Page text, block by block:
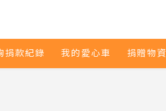
捐款紀錄 我的愛心車 捐贈物資